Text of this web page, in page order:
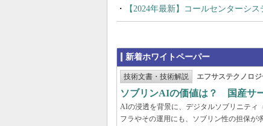
【2024年最新】コールセンターシ
新着ホワイトペーパー
技術文書・技術解説 エフサステクノロ
ソブリンAIの価値は？ 国産サ
AIの浸透を背景に、デジタルソブリニティ
フラやその運用にも、ソブリン性の担保が